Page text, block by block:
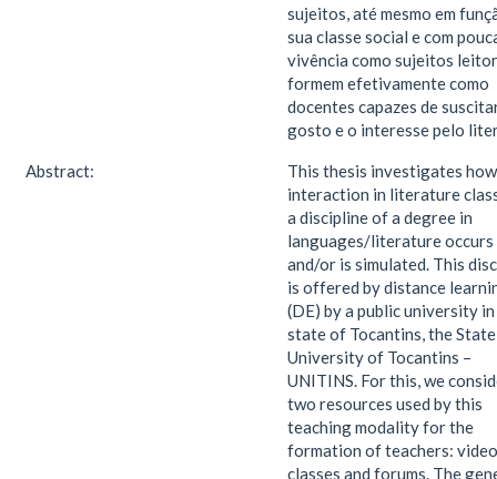
sujeitos, até mesmo em
sua classe social e com
vivência como sujeitos
formem efetivamente como
docentes capazes de
gosto e o interesse pelo
Abstract:
This thesis investigates
interaction in literature
a discipline of a degree in
languages/literature occurs
and/or is simulated. This
is offered by distance
(DE) by a public university
state of Tocantins, the State
University of Tocantins –
UNITINS. For this, we
two resources used by this
teaching modality for the
formation of teachers: video
classes and forums. The